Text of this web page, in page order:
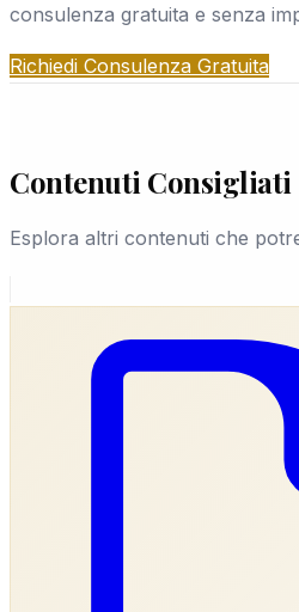
garantisce continuità.
consulenza gratuita e senza
Richiedi Consulenza Gratuita
Contenuti Consigliati
Esplora altri contenuti che